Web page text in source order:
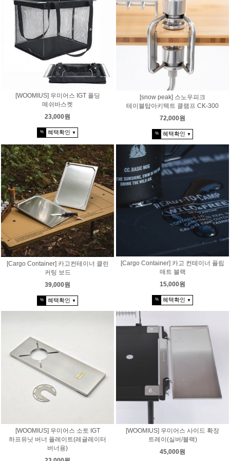
[WOOMIUS] 우미어스 IGT 폴딩
메쉬바스켓
23,000원
% 혜택확인 ▼
[snow peak] 스노우피크
테이블탑아키텍트 클램프 CK-300
72,000원
% 혜택확인 ▼
[Cargo Container] 카고컨테이너 클린
커팅 보드
39,000원
% 혜택확인 ▼
[Cargo Container] 카고 컨테이너 플립
매트 블랙
15,000원
% 혜택확인 ▼
[WOOMIUS] 우미어스 소토 IGT
하프유닛 버너 플레이트(레귤레이터
버너용)
[WOOMIUS] 우미어스 사이드 확장
트레이(실버/블랙)
45,000원